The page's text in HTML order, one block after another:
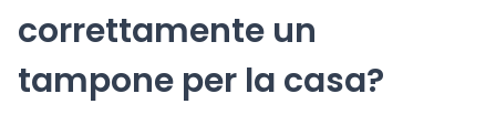
correttamente un
tampone per la casa?